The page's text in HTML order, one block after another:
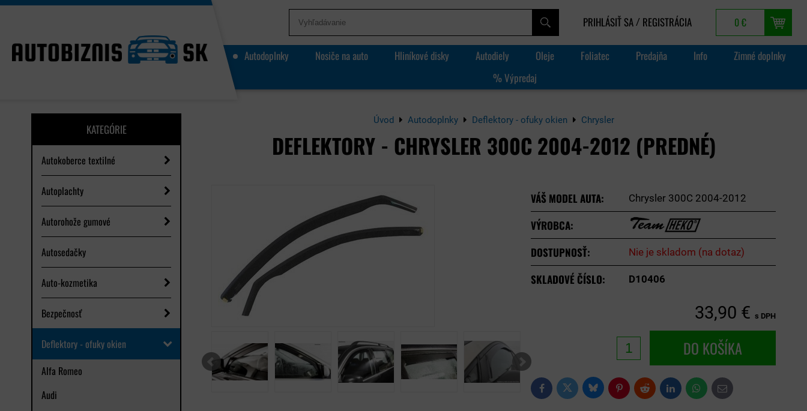
PRIHLÁSIŤ SA / REGISTRÁCIA 0 €
Autodoplnky Nosiče na auto Hliníkové disky Autodiely Oleje Foliatec Predajňa Info
Zimné doplnky
% Výpredaj
KATEGÓRIE
Autokoberce textilné
Autoplachty
Autorohože gumové
Autosedačky
Auto-kozmetika
Bezpečnosť
Deflektory - ofuky okien
Alfa Romeo
Audi
Úvod Autodoplnky Deflektory - ofuky okien Chrysler
DEFLEKTORY - CHRYSLER 300C 2004-2012 (PREDNÉ)
VÁŠ MODEL AUTA: Chrysler 300C 2004-2012
VÝROBCA:
DOSTUPNOSŤ:
Nie je skladom (na dotaz)
SKLADOVÉ ČÍSLO: D10406
33,90 € s DPH
DO KOŠÍKA
FacebookTwitter BlueskyPinterestReddit LinkedInWhatsApp
E-
mail